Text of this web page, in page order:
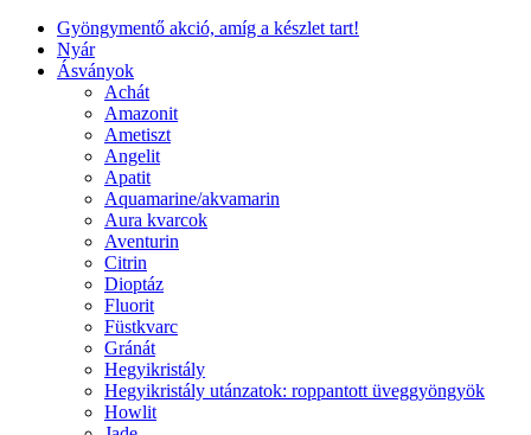
Gyöngymentő akció, amíg a készlet tart!
Nyár
Ásványok
Achát
Amazonit
Ametiszt
Angelit
Apatit
Aquamarine/akvamarin
Aura kvarcok
Aventurin
Citrin
Dioptáz
Fluorit
Füstkvarc
Gránát
Hegyikristály
Hegyikristály utánzatok: roppantott üveggyöngyök
Howlit